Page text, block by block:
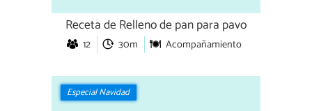
Receta de Relleno de pan para pavo
12 30m Acompañamiento
Especial Navidad